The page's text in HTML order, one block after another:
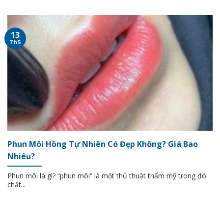
Phun Môi Hồng Tự Nhiên Có Đẹp Không? Giá Bao
Nhiêu?
Phun môi là gì? “phun môi” là một thủ thuật thẩm mỹ trong đó
chất...
13
Th5